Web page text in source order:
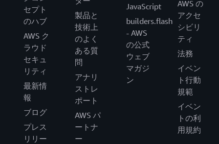
セプト
のハブ
AWS ク
ラウド
セキュ
リティ
最新情
報
ブログ
プレス
リリー
製品と
技術上
のよく
ある質
問
アナリ
ストレ
ポート
AWS パ
ートナ
ー
JavaScript
builders.flash
- AWS
の公式
ウェブ
マガジ
ン
AWS の
アクセ
シビリ
ティ
法務
イベン
ト行動
規範
イベン
トの利
用規約